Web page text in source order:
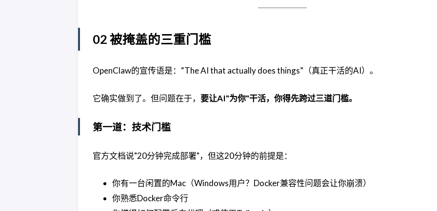
02 被掩盖的三重门槛
OpenClaw的宣传语是：“The AI that actually does things”（真正干活的AI）。
它确实做到了。但问题在于， 要让AI"为你"干活，你得先跨过三道门槛。
第一道：技术门槛
官方文档说"20分钟完成部署"，但这20分钟的前提是：
你有一台闲置的Mac（Windows用户？Docker兼容性问题会让你崩溃）
你熟悉Docker命令行